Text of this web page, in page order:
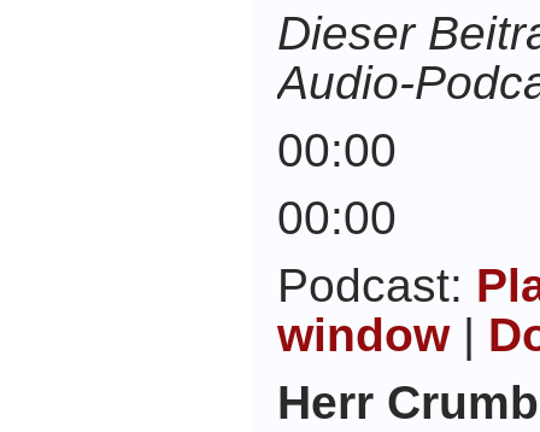
Dieser
Audio-
00:00
00:00
Podcast:
window|
Herr